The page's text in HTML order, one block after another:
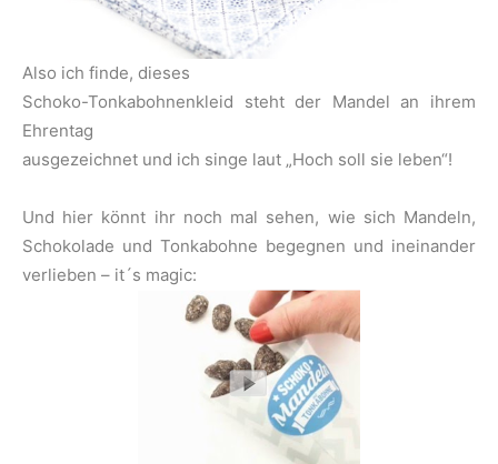
Also ich finde, dieses
Schoko-Tonkabohnenkleid steht der Mandel an ihrem
Ehrentag
ausgezeichnet und ich singe laut „Hoch soll sie leben“!
Und hier könnt ihr noch mal sehen, wie sich Mandeln,
Schokolade und Tonkabohne begegnen und ineinander
verlieben – it´s magic: